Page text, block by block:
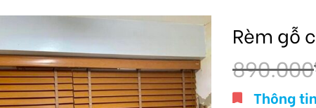
Rèm gỗ
890.000
Thông